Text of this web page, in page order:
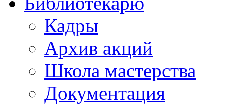
Кадры
Архив акций
Школа мастерства
Документация